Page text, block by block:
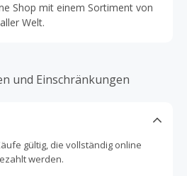
Shop mit einem Sortiment von
Welt.
und Einschränkungen
gültig, die vollständig online
werden.